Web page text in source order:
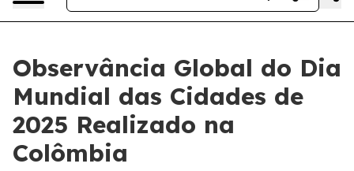
Observância Global do Dia
Mundial das Cidades de
2025 Realizado na
Colômbia